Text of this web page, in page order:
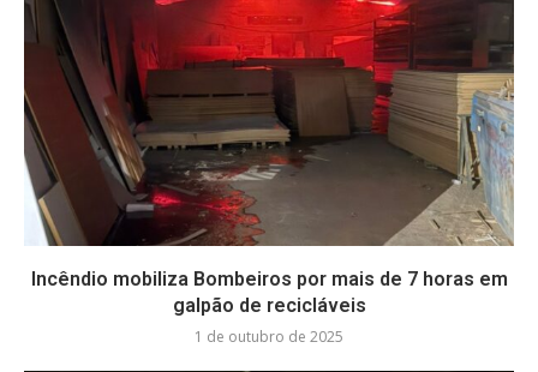
Incêndio mobiliza Bombeiros por mais de 7 horas em
galpão de recicláveis
1 de outubro de 2025